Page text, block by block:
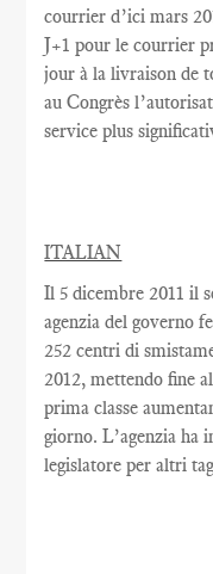
courrier d’ici mars
J+1 pour le courrier
jour à la livraison de
au Congrès
service plus
ITALIAN
Il 5 dicembre 2011 il
agenzia del governo
252 centri di
2012, mettendo fine
prima classe
giorno. L’agenzia ha
legislatore per altri